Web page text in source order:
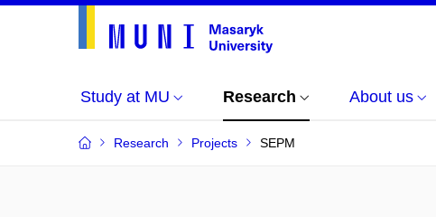
Study at MU Research About us
Research Projects SEPM